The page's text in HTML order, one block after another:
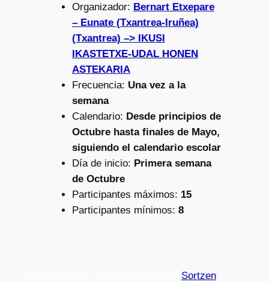
Organizador: Bernart Etxepare
– Eunate (Txantrea-Iruñea)
(Txantrea) –> IKUSI
IKASTETXE-UDAL HONEN
ASTEKARIA
Frecuencia: Una vez a la
semana
Calendario: Desde principios de
Octubre hasta finales de Mayo,
siguiendo el calendario escolar
Día de inicio: Primera semana
de Octubre
Participantes máximos: 15
Participantes mínimos: 8
Sortzen